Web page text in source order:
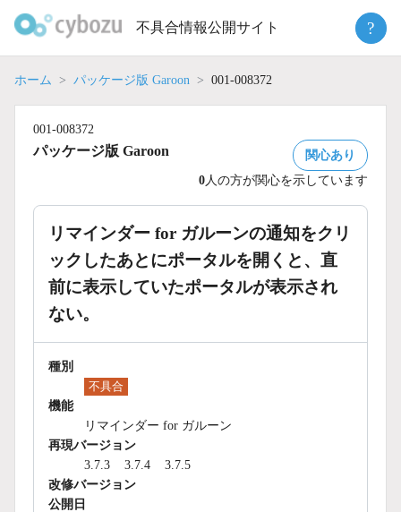
不具合情報公開サイト ?
ホーム パッケージ版 Garoon 001-008372
001-008372
パッケージ版 Garoon
関心あり
0 人の方が関心を示しています
リマインダー for ガルーンの通知をクリ
ックしたあとにポータルを開くと、直
前に表示していたポータルが表示され
ない。
種別
不具合
機能
リマインダー for ガルーン
再現バージョン
3.7.3
3.7.4
3.7.5
改修バージョン
公開日